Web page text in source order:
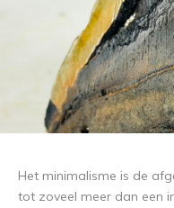
Het minimalisme is de
tot zoveel meer dan een